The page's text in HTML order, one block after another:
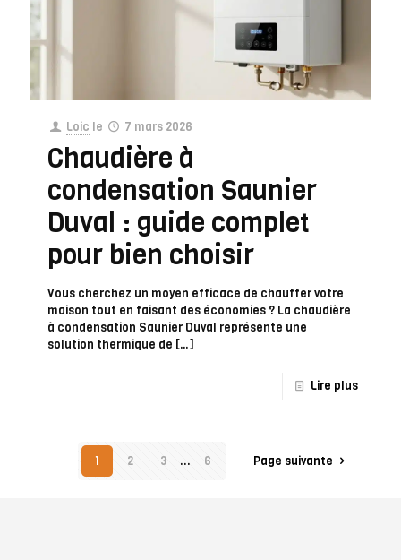
Loic le 7 mars 2026
Chaudière à
condensation Saunier
Duval : guide complet
pour bien choisir
Vous cherchez un moyen efficace de chauffer votre
maison tout en faisant des économies ? La chaudière
à condensation Saunier Duval représente une
solution thermique de […]
Lire plus
1 2 3 ... 6 Page suivante